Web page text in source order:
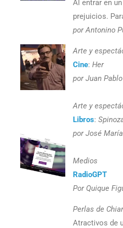
Al entrar en
prejuicios.
por Antonino
Arte y
Cine: Her
por Juan
Arte y
Libros:
por José
Medios
RadioGPT
Por Quique
Perlas de
Atractivos de